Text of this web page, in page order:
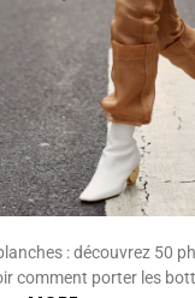
: découvrez 50
comment porter les